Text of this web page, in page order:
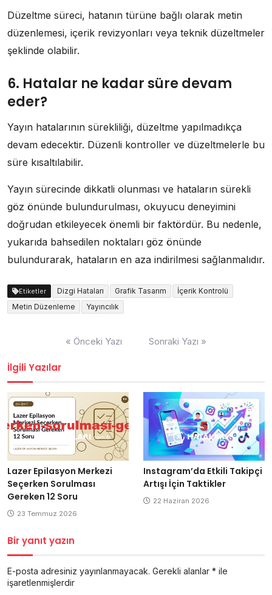
Düzeltme süreci, hatanın türüne bağlı olarak metin
düzenlemesi, içerik revizyonları veya teknik düzeltmeler
şeklinde olabilir.
6. Hatalar ne kadar süre devam
eder?
Yayın hatalarının sürekliliği, düzeltme yapılmadıkça
devam edecektir. Düzenli kontroller ve düzeltmelerle bu
süre kısaltılabilir.
Yayın sürecinde dikkatli olunması ve hataların sürekli
göz önünde bulundurulması, okuyucu deneyimini
doğrudan etkileyecek önemli bir faktördür. Bu nedenle,
yukarıda bahsedilen noktaları göz önünde
bulundurarak, hataların en aza indirilmesi sağlanmalıdır.
Etiketler Dizgi Hataları Grafik Tasarım
İçerik Kontrolü
Metin Düzenleme
Yayıncılık
« Önceki Yazı Sonraki Yazı »
İlgili Yazılar
Lazer Epilasyon Merkezi
Seçerken Sorulması
Gereken 12 Soru
23 Temmuz 2026
Instagram’da Etkili Takipçi
Artışı İçin Taktikler
22 Haziran 2026
Bir yanıt yazın
E-posta adresiniz yayınlanmayacak. Gerekli alanlar * ile
işaretlenmişlerdir